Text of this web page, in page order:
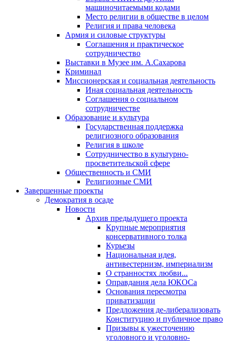
машиночитаемыми кодами
Место религии в обществе в целом
Религия и права человека
Армия и силовые структуры
Соглашения и практическое
сотрудничество
Выставки в Музее им. А.Сахарова
Криминал
Миссионерская и социальная деятельность
Иная социальная деятельность
Соглашения о социальном
сотрудничестве
Образование и культура
Государственная поддержка
религиозного образования
Религия в школе
Сотрудничество в культурно-
просветительской сфере
Общественность и СМИ
Религиозные СМИ
Завершенные проекты
Демократия в осаде
Новости
Архив предыдущего проекта
Крупные мероприятия
консервативного толка
Курьезы
Национальная идея,
антивестернизм, империализм
О странностях любви...
Оправдания дела ЮКОСа
Основания пересмотра
приватизации
Предложения де-либерализовать
Конституцию и публичное право
Призывы к ужесточению
уголовного и уголовно-